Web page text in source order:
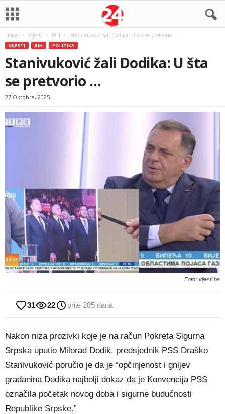
Home Vijesti BiH Stanivuković žali Dodika: U šta se pretvorio …
VIJESTI BIH POLITIKA
Stanivuković žali Dodika: U šta
se pretvorio …
27 Oktobra, 2025
Foto: Vijesti.ba
31 22 prije 285 dana
Nakon niza prozivki koje je na račun Pokreta Sigurna
Srpska uputio Milorad Dodik, predsjednik PSS Draško
Stanivuković poručio je da je “opčinjenost i gnijev
građanina Dodika najbolji dokaz da je Konvencija PSS
označila početak novog doba i sigurne budućnosti
Republike Srpske.”